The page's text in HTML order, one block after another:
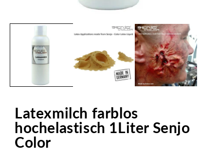
Latexmilch farblos
hochelastisch 1Liter Senjo
Color